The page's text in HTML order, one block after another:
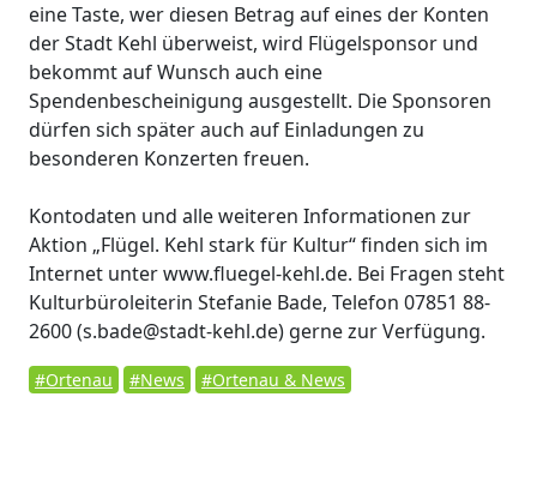
eine Taste, wer diesen Betrag auf eines der Konten
der Stadt Kehl überweist, wird Flügelsponsor und
bekommt auf Wunsch auch eine
Spendenbescheinigung ausgestellt. Die Sponsoren
dürfen sich später auch auf Einladungen zu
besonderen Konzerten freuen.
Kontodaten und alle weiteren Informationen zur
Aktion „Flügel. Kehl stark für Kultur“ finden sich im
Internet unter www.fluegel-kehl.de. Bei Fragen steht
Kulturbüroleiterin Stefanie Bade, Telefon 07851 88-
2600 (s.bade@stadt-kehl.de) gerne zur Verfügung.
#Ortenau #News #Ortenau & News